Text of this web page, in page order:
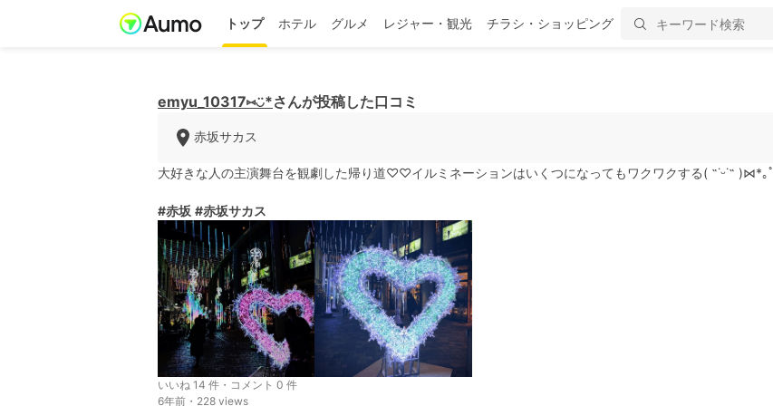
トップ ホテル グルメ レジャー・観光 チラシ・ショッピング
emyu_10317⑅︎◡̈︎*さんが投稿した口コミ
赤坂サカス
大好きな人の主演舞台を観劇した帰り道♡♡イルミネーションはいくつになってもワクワクする( ˶˙ᵕ˙˶ )⋈*｡ﾟ
#赤坂 #赤坂サカス
いいね 14 件・コメント 0 件
6年前・228 views